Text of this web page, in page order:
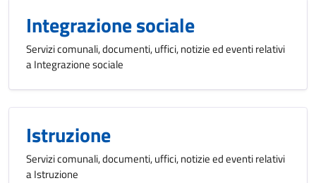
Integrazione sociale
Servizi comunali, documenti, uffici, notizie ed eventi relativi
a Integrazione sociale
Istruzione
Servizi comunali, documenti, uffici, notizie ed eventi relativi
a Istruzione